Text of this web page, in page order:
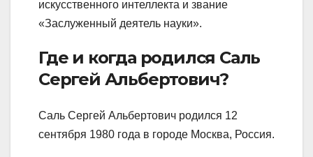
искусственного интеллекта и звание
«Заслуженный деятель науки».
Где и когда родился Саль
Сергей Альбертович?
Саль Сергей Альбертович родился 12
сентября 1980 года в городе Москва, Россия.